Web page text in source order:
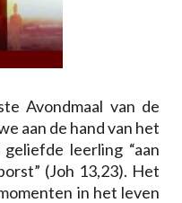
Avondmaal van de
aan de hand van het
leerling “aan
(Joh 13,23). Het
in het leven